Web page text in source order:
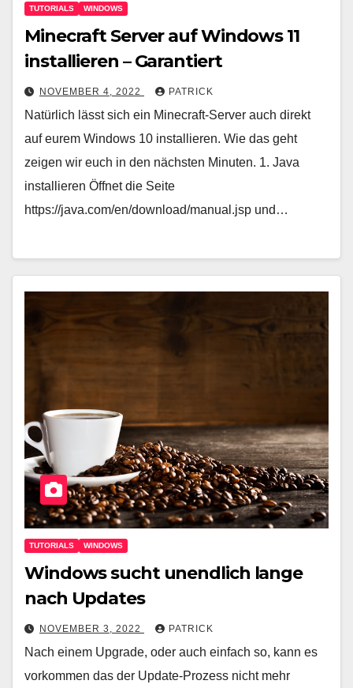
TUTORIALS WINDOWS
Minecraft Server auf Windows 11
installieren – Garantiert
NOVEMBER 4, 2022 PATRICK
Natürlich lässt sich ein Minecraft-Server auch direkt
auf eurem Windows 10 installieren. Wie das geht
zeigen wir euch in den nächsten Minuten. 1. Java
installieren Öffnet die Seite
https://java.com/en/download/manual.jsp und…
TUTORIALS WINDOWS
Windows sucht unendlich lange
nach Updates
NOVEMBER 3, 2022 PATRICK
Nach einem Upgrade, oder auch einfach so, kann es
vorkommen das der Update-Prozess nicht mehr